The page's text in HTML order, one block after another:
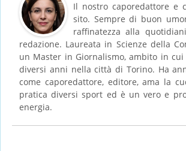
Il nostro caporedattore e
sito. Sempre di buon
raffinatezza alla
redazione. Laureata in Scienze della
un Master in Giornalismo, ambito in
diversi anni nella città di Torino. Ha
come caporedattore, editore, ama la
pratica diversi sport ed è un vero e
energia.